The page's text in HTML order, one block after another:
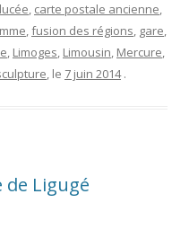
, carte postale ancienne,
,fusion des régions, gare,
, Limoges, Limousin, Mercure,
, le 7 juin 2014 .
de Ligugé